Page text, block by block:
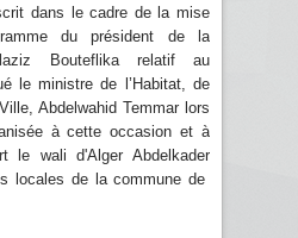
dans le cadre de la mise
du président de la
Bouteflika relatif au
le ministre de l’Habitat, de
Abdelwahid Temmar lors
à cette occasion et à
le wali d'Alger Abdelkader
locales de la commune de